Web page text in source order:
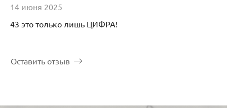
14 июня 2025
43 это только лишь ЦИФРА!
Оставить отзыв